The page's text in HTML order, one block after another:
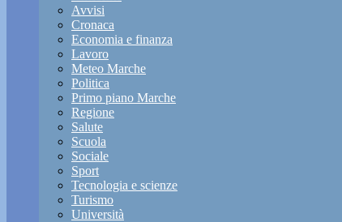
Avvisi
Cronaca
Economia e finanza
Lavoro
Meteo Marche
Politica
Primo piano Marche
Regione
Salute
Scuola
Sociale
Sport
Tecnologia e scienze
Turismo
Università